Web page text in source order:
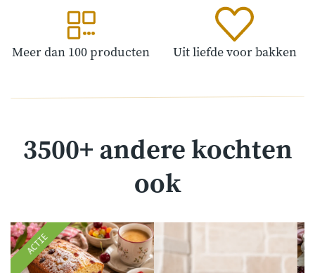
Meer dan 100 producten Uit liefde voor bakken
3500+ andere kochten
ook
ACTIE